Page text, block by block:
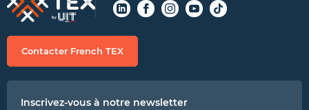
Contacter French TEX
Inscrivez-vous à notre newsletter